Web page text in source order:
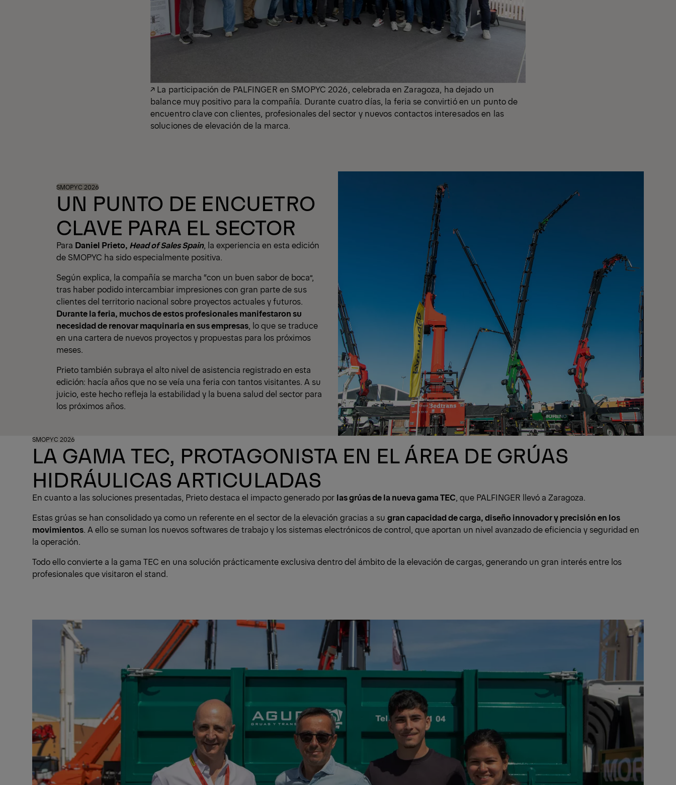
↗ La participación de PALFINGER en SMOPYC 2026, celebrada en Zaragoza, ha dejado un
balance muy positivo para la compañía. Durante cuatro días, la feria se convirtió en un punto de
encuentro clave con clientes, profesionales del sector y nuevos contactos interesados en las
soluciones de elevación de la marca.
UN PUNTO DE ENCUETRO
CLAVE PARA EL SECTOR
SMOPYC 2026
Para Daniel Prieto, Head of Sales Spain, la experiencia en esta edición
de SMOPYC ha sido especialmente positiva.
Según explica, la compañía se marcha “con un buen sabor de boca”,
tras haber podido intercambiar impresiones con gran parte de sus
clientes del territorio nacional sobre proyectos actuales y futuros.
Durante la feria, muchos de estos profesionales manifestaron su
necesidad de renovar maquinaria en sus empresas, lo que se traduce
en una cartera de nuevos proyectos y propuestas para los próximos
meses.
Prieto también subraya el alto nivel de asistencia registrado en esta
edición: hacía años que no se veía una feria con tantos visitantes. A su
juicio, este hecho refleja la estabilidad y la buena salud del sector para
los próximos años.
SMOPYC 2026
LA GAMA TEC, PROTAGONISTA EN EL ÁREA DE GRÚAS
HIDRÁULICAS ARTICULADAS
En cuanto a las soluciones presentadas, Prieto destaca el impacto generado por las grúas de la nueva gama TEC, que PALFINGER llevó a Zaragoza.
Estas grúas se han consolidado ya como un referente en el sector de la elevación gracias a su gran capacidad de carga, diseño innovador y precisión en los
movimientos. A ello se suman los nuevos softwares de trabajo y los sistemas electrónicos de control, que aportan un nivel avanzado de eficiencia y seguridad en
la operación.
Todo ello convierte a la gama TEC en una solución prácticamente exclusiva dentro del ámbito de la elevación de cargas, generando un gran interés entre los
profesionales que visitaron el stand.